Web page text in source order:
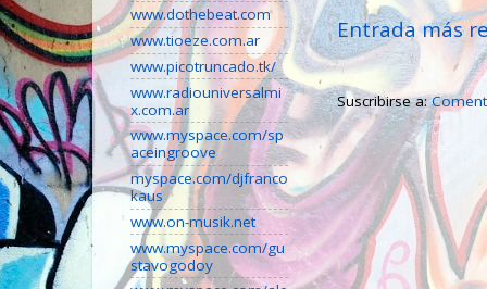
Entrada más
Suscribirse a:
www.dothebeat.com
www.tioeze.com.ar
www.picotruncado.tk/
www.radiouniversalmi
x.com.ar
www.myspace.com/sp
aceingroove
myspace.com/djfranco
kaus
www.on-musik.net
www.myspace.com/gu
stavogodoy